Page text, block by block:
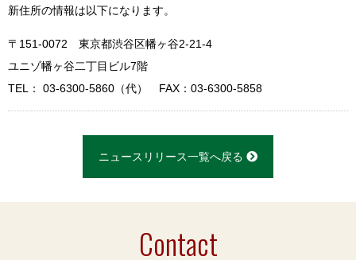
新住所の情報は以下になります。
〒151-0072 東京都渋谷区幡ヶ谷2-21-4
ユニゾ幡ヶ谷二丁目ビル7階
TEL： 03-6300-5860（代） FAX：03-6300-5858
ニュースリリース一覧へ戻る
Contact